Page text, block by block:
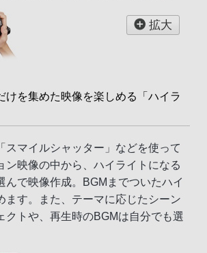
拡大
けを集めた映像を楽しめる「ハイラ
スマイルシャッター」などを使って
ン映像の中から、ハイライトになる
んで映像作成。BGMまでついたハイ
ます。また、テーマに応じたシーン
クトや、再生時のBGMは自分でも選